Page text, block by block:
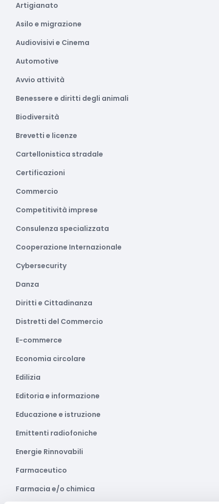
Artigianato
Asilo e migrazione
Audiovisivi e Cinema
Automotive
Avvio attività
Benessere e diritti degli animali
Biodiversità
Brevetti e licenze
Cartellonistica stradale
Certificazioni
Commercio
Competitività imprese
Consulenza specializzata
Cooperazione Internazionale
Cybersecurity
Danza
Diritti e Cittadinanza
Distretti del Commercio
E-commerce
Economia circolare
Edilizia
Editoria e informazione
Educazione e istruzione
Emittenti radiofoniche
Energie Rinnovabili
Farmaceutico
Farmacia e/o chimica